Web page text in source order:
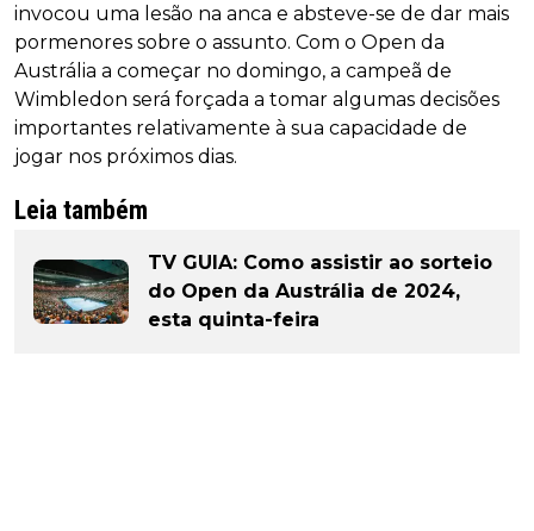
invocou uma lesão na anca e absteve-se de dar mais
pormenores sobre o assunto. Com o Open da
Austrália a começar no domingo, a campeã de
Wimbledon será forçada a tomar algumas decisões
importantes relativamente à sua capacidade de
jogar nos próximos dias.
Leia também
TV GUIA: Como assistir ao sorteio
do Open da Austrália de 2024,
esta quinta-feira